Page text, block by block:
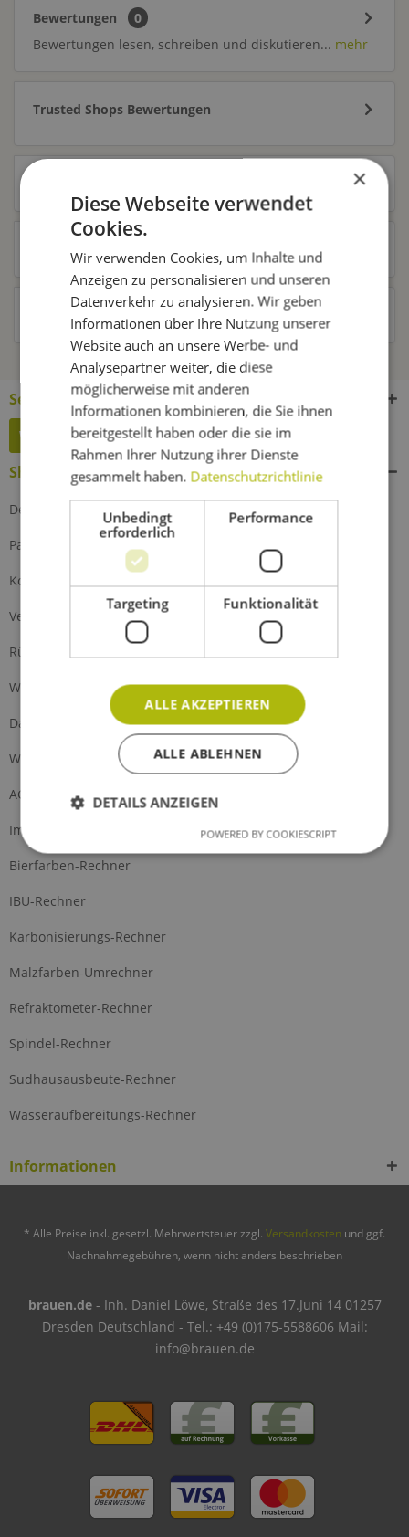
Bewertungen
0
Bewertungen lesen, schreiben und diskutieren... mehr
Trusted Shops Bewertungen
Kunden kauften auch
Kunden haben sich ebenfalls angesehen
Service Hotline
Widerruf erklären
Shop Service
Defektes Produkt
Partnerprogramm
Kontakt
Versand und Zahlung
Rückgabe
Widerrufsrecht
Datenschutz
Widerrufsformular
AGB
Impressum
Bierfarben-Rechner
IBU-Rechner
Karbonisierungs-Rechner
Malzfarben-Umrechner
Refraktometer-Rechner
Spindel-Rechner
Sudhausausbeute-Rechner
Wasseraufbereitungs-Rechner
Informationen
* Alle Preise inkl. gesetzl. Mehrwertsteuer zzgl. Versandkosten und ggf.
Nachnahmegebühren, wenn nicht anders beschrieben
brauen.de- Inh. Daniel Löwe, Straße des 17.Juni 14 01257
Dresden Deutschland - Tel.: +49 (0)175-5588606 Mail:
info@brauen.de
×
Diese Webseite verwendet
Cookies.
Wir verwenden Cookies, um Inhalte und
Anzeigen zu personalisieren und unseren
Datenverkehr zu analysieren. Wir geben
Informationen über Ihre Nutzung unserer
Website auch an unsere Werbe- und
Analysepartner weiter, die diese
möglicherweise mit anderen
Informationen kombinieren, die Sie ihnen
bereitgestellt haben oder die sie im
Rahmen Ihrer Nutzung ihrer Dienste
gesammelt haben. Datenschutzrichtlinie
Unbedingt
erforderlich
Performance
Targeting Funktionalität
ALLE AKZEPTIEREN
ALLE ABLEHNEN
DETAILS ANZEIGEN
POWERED BY COOKIESCRIPT